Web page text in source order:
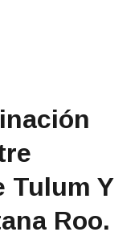
Tulum Y
Roo.